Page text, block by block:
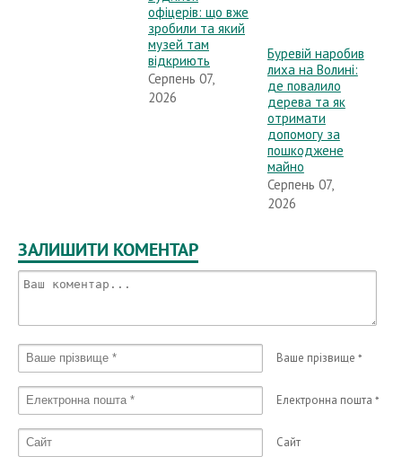
офіцерів: що вже
зробили та який
музей там
відкриють
Серпень 07,
2026
Буревій наробив
лиха на Волині:
де повалило
дерева та як
отримати
допомогу за
пошкоджене
майно
Серпень 07,
2026
ЗАЛИШИТИ КОМЕНТАР
Ваше прізвище *
Електронна пошта *
Сайт